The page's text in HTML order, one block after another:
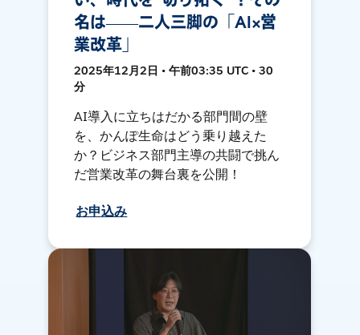
名は――二人三脚の「AI×営
業改革」
2025年12月2日 • 午前03:35 UTC • 30
分
AI導入に立ちはだかる部門間の壁
を、かんぽ生命はどう乗り越えた
か？ビジネス部門主導の共闘で挑ん
だ営業改革の舞台裏を公開！
お申込み